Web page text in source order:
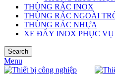
THÙNG RÁC INOX
THÙNG RÁC NGOÀI
THÙNG RÁC NHỰA
XE ĐẨY INOX PHỤC VỤ
Search
Menu